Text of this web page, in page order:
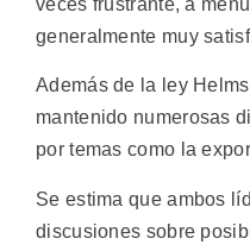
veces frustrante, a
generalmente muy
Además de la ley
mantenido numerosas
por temas como la
Se estima que ambos
discusiones sobre